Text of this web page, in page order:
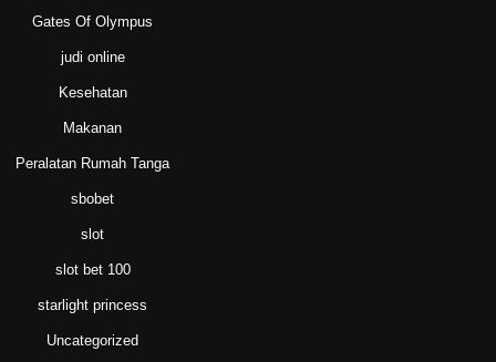
Gates Of Olympus
judi online
Kesehatan
Makanan
Peralatan Rumah Tanga
sbobet
slot
slot bet 100
starlight princess
Uncategorized